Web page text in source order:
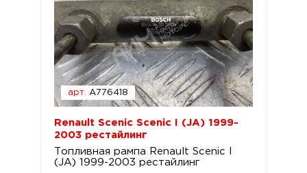
арт. A776418
Renault Scenic Scenic I (JA) 1999-
2003 рестайлинг
Топливная рампа Renault Scenic I
(JA) 1999-2003 рестайлинг